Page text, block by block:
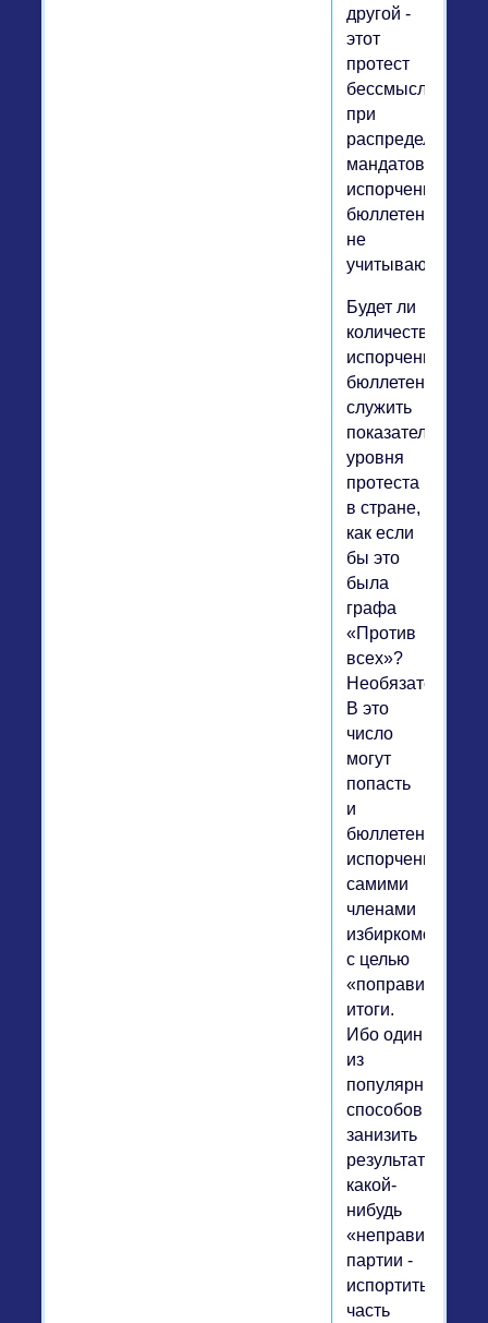
другой -
этот
протест
бессмысленный:
при
распределении
мандатов
испорченные
бюллетени
не
учитываются.
Будет ли
количество
испорченных
бюллетеней
служить
показателем
уровня
протеста
в стране,
как если
бы это
была
графа
«Против
всех»?
Необязательно.
В это
число
могут
попасть
и
бюллетени,
испорченные
самими
членами
избиркомов
с целью
«поправить»
итоги.
Ибо один
из
популярных
способов
занизить
результат
какой-
нибудь
«неправильной»
партии -
испортить
часть